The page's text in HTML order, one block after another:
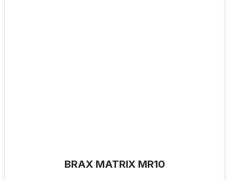
BRAX MATRIX MR10